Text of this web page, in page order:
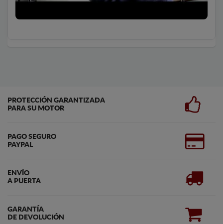
PROTECCIÓN GARANTIZADA
PARA SU MOTOR
PAGO SEGURO
PAYPAL
ENVÍO
A PUERTA
GARANTÍA
DE DEVOLUCIÓN